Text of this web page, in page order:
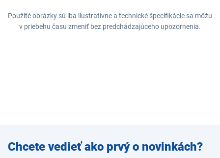
Použité obrázky sú iba ilustratívne a technické špecifikácie sa môžu
v priebehu času zmeniť bez predchádzajúceho upozornenia.
Zadajte
e-mail
Chcete vedieť ako prvý o novinkách?